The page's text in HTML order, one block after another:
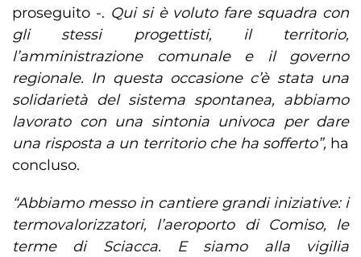
proseguito -. Qui si è voluto fare squadra con
gli stessi progettisti, il territorio,
l’amministrazione comunale e il governo
regionale. In questa occasione c’è stata una
solidarietà del sistema spontanea, abbiamo
lavorato con una sintonia univoca per dare
una risposta a un territorio che ha sofferto”, ha
concluso.
“Abbiamo messo in cantiere grandi iniziative: i
termovalorizzatori, l’aeroporto di Comiso, le
terme di Sciacca. E siamo alla vigilia